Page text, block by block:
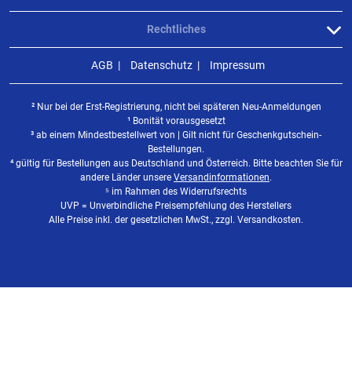
Rechtliches
AGB Datenschutz Impressum
² Nur bei der Erst-Registrierung, nicht bei späteren Neu-Anmeldungen
¹ Bonität vorausgesetzt
³ ab einem Mindestbestellwert von | Gilt nicht für Geschenkgutschein-
Bestellungen.
⁴ gültig für Bestellungen aus Deutschland und Österreich. Bitte beachten Sie für
andere Länder unsere Versandinformationen.
⁵ im Rahmen des Widerrufsrechts
UVP = Unverbindliche Preisempfehlung des Herstellers
Alle Preise inkl. der gesetzlichen MwSt., zzgl. Versandkosten.